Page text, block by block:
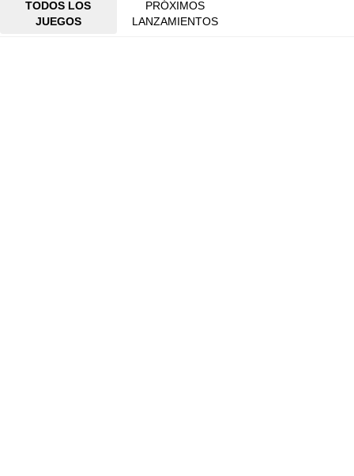
TODOS LOS
JUEGOS
PRÓXIMOS
LANZAMIENTOS